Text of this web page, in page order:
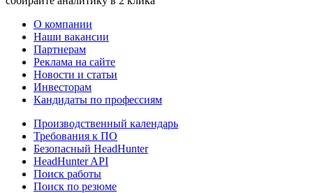
О компании
Наши вакансии
Партнерам
Реклама на сайте
Новости и статьи
Инвесторам
Кандидаты по профессиям
Производственный календарь
Требования к ПО
Безопасный HeadHunter
HeadHunter API
Поиск работы
Поиск по резюме